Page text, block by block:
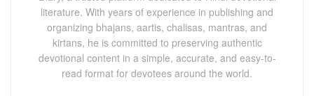
literature. With years of experience in publishing and
organizing bhajans, aartis, chalisas, mantras, and
kirtans, he is committed to preserving authentic
devotional content in a simple, accurate, and easy-to-
read format for devotees around the world.